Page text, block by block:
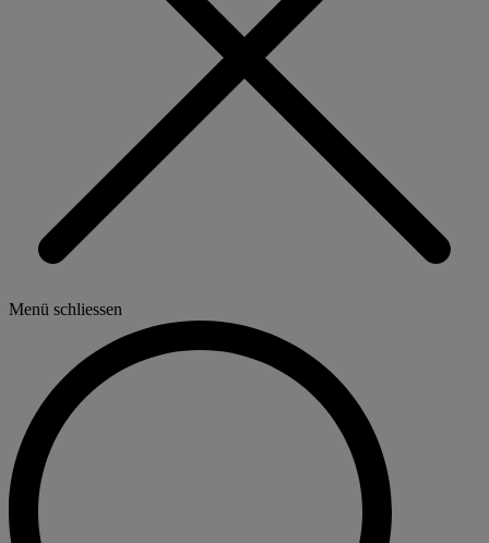
Menü schliessen